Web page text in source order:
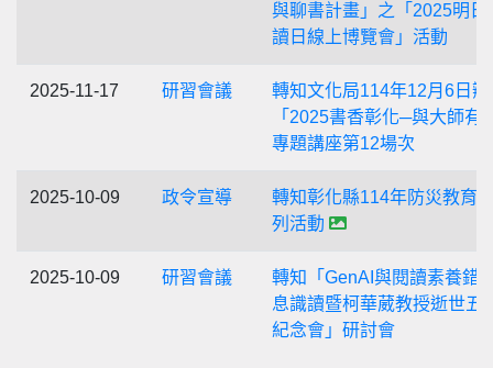
與聊書計畫」之「2025明日
讀日線上博覽會」活動
2025-11-17 研習會議
轉知文化局114年12月6日辦
「2025書香彰化─與大師有
專題講座第12場次
2025-10-09 政令宣導
轉知彰化縣114年防災教育
列活動
2025-10-09 研習會議
轉知「GenAI與閱讀素養錯
息識讀暨柯華葳教授逝世五
紀念會」研討會